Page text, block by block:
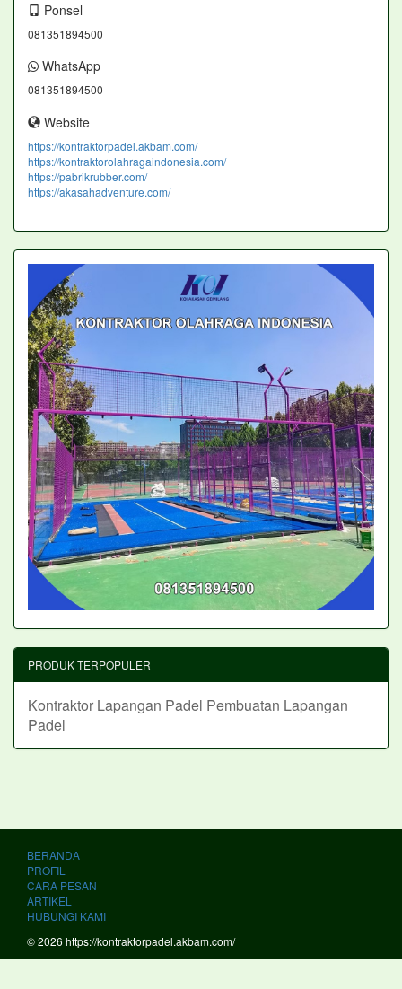
Ponsel
081351894500
WhatsApp
081351894500
Website
https://kontraktorpadel.akbam.com/
https://kontraktorolahragaindonesia.com/
https://pabrikrubber.com/
https://akasahadventure.com/
PRODUK TERPOPULER
Kontraktor Lapangan Padel Pembuatan Lapangan
Padel
BERANDA
PROFIL
CARA PESAN
ARTIKEL
HUBUNGI KAMI
© 2026 https://kontraktorpadel.akbam.com/